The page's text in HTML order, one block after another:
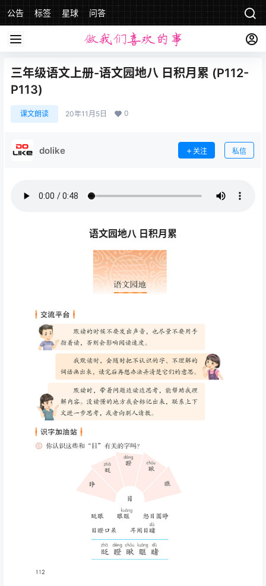
公告 标签 星球 问答
三年级语文上册-语文园地八 日积月累 (P112-
P113)
课文朗读 20年11月5日 0
dolike 关注 私信
语文园地八 日积月累